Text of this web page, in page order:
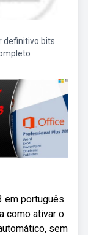
definitivo bits
em português
como ativar o
sem